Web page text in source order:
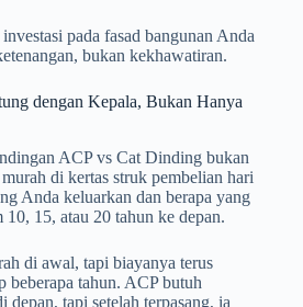
pada fasad bangunan Anda
bukan kekhawatiran.
dengan Kepala, Bukan Hanya
ACP vs Cat Dinding bukan
di kertas struk pembelian hari
Anda keluarkan dan berapa yang
10, 15, atau 20 tahun ke depan.
di awal, tapi biayanya terus
beberapa tahun. ACP butuh
depan, tapi setelah terpasang, ia